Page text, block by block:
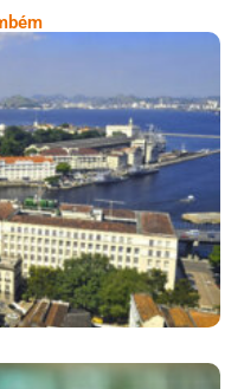
Histórico
Rio De Janeiro